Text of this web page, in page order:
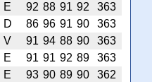
E 92 88 91 92
363
D 86 96 91 90
363
V 91 94 88 90
363
E 91 91 92 89
363
E 93 90 89 90
362